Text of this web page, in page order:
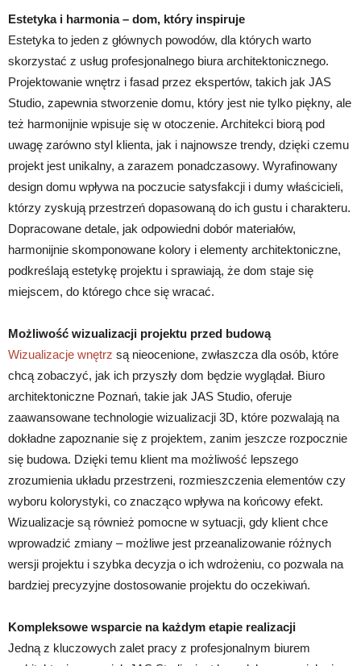
Estetyka i harmonia – dom, który inspiruje
Estetyka to jeden z głównych powodów, dla których warto
skorzystać z usług profesjonalnego biura architektonicznego.
Projektowanie wnętrz i fasad przez ekspertów, takich jak JAS
Studio, zapewnia stworzenie domu, który jest nie tylko piękny, ale
też harmonijnie wpisuje się w otoczenie. Architekci biorą pod
uwagę zarówno styl klienta, jak i najnowsze trendy, dzięki czemu
projekt jest unikalny, a zarazem ponadczasowy. Wyrafinowany
design domu wpływa na poczucie satysfakcji i dumy właścicieli,
którzy zyskują przestrzeń dopasowaną do ich gustu i charakteru.
Dopracowane detale, jak odpowiedni dobór materiałów,
harmonijnie skomponowane kolory i elementy architektoniczne,
podkreślają estetykę projektu i sprawiają, że dom staje się
miejscem, do którego chce się wracać.
Możliwość wizualizacji projektu przed budową
Wizualizacje wnętrz są nieocenione, zwłaszcza dla osób, które
chcą zobaczyć, jak ich przyszły dom będzie wyglądał. Biuro
architektoniczne Poznań, takie jak JAS Studio, oferuje
zaawansowane technologie wizualizacji 3D, które pozwalają na
dokładne zapoznanie się z projektem, zanim jeszcze rozpocznie
się budowa. Dzięki temu klient ma możliwość lepszego
zrozumienia układu przestrzeni, rozmieszczenia elementów czy
wyboru kolorystyki, co znacząco wpływa na końcowy efekt.
Wizualizacje są również pomocne w sytuacji, gdy klient chce
wprowadzić zmiany – możliwe jest przeanalizowanie różnych
wersji projektu i szybka decyzja o ich wdrożeniu, co pozwala na
bardziej precyzyjne dostosowanie projektu do oczekiwań.
Kompleksowe wsparcie na każdym etapie realizacji
Jedną z kluczowych zalet pracy z profesjonalnym biurem